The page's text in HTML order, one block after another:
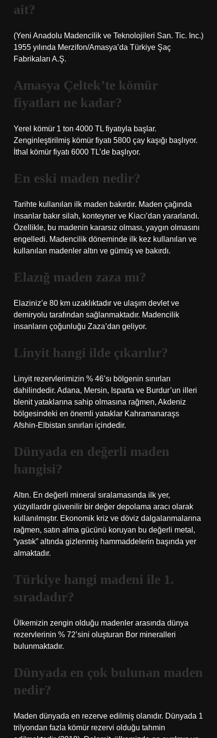
ait?
(Yeni Anadolu Madencilik ve Teknolojileri San. Tic. Inc.)
1955 yılında Merzifon/Amasya’da Türkiye Şaç
Fabrikaları A.Ş.
Amasya Çeltek’te kömür
fiyatları ne kadar?
Yerel kömür 1 ton 4000 TL fiyatıyla başlar.
Zenginleştirilmiş kömür fiyatı 5800 çay kaşığı başlıyor.
İthal kömür fiyatı 6000 TL’de başlıyor.
En eski maden nedir?
Tarihte kullanılan ilk maden bakırdır. Maden çağında
insanlar bakır silah, konteyner ve Kiacı’dan yararlandı.
Özellikle, bu madenin kararsız olması, yaygın olmasını
engelledi. Madencilik döneminde ilk kez kullanılan ve
kullanılan madenler altın ve gümüş ve bakırdı.
Elazığ maden zaza mı?
Elaziniz’e 80 km uzaklıktadır ve ulaşım devlet ve
demiryolu tarafından sağlanmaktadır. Madencilik
insanların çoğunluğu Zaza’dan geliyor.
Linyit hangi ilde çıkarılır?
Linyit rezervlerimizin % 46’sı bölgenin sınırları
dahilindedir. Adana, Mersin, Isparta ve Burdur’un illeri
blenit yataklarına sahip olmasına rağmen, Akdeniz
bölgesindeki en önemli yataklar Kahramanaraşs
Afshin-Elbistan sınırları içindedir.
Dünyada en değerli maden
hangisi?
Altın. En değerli mineral sıralamasında ilk yer,
yüzyıllardır güvenilir bir değer depolama aracı olarak
kullanılmıştır. Ekonomik kriz ve döviz dalgalanmalarına
rağmen, satın alma gücünü koruyan bu değerli metal,
“yastık” altında gizlenmiş hammaddelerin başında yer
almaktadır.
Türkiye hangi madeni ile 1.
sıradadır?
Ülkemizin zengin olduğu madenler arasında dünya
rezervlerinin % 72’sini oluşturan Bor mineralleri
bulunmaktadır.
Dünyada en çok bulunan maden
nedir?
Maden dünyada en rezerve edilmiş olanıdır. Dünyada 1
trilyondan fazla kömür rezervi olduğu tahmin